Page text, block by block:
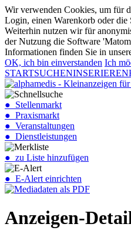
Wir verwenden Cookies, um für
Login, einen Warenkorb oder die
Weiterhin nutzen wir für
der Nutzung die Software
Informationen finden Sie in
OK, ich bin einverstanden Ich
STARTSUCHENINSERIEREN
● Stellenmarkt
● Praxismarkt
● Veranstaltungen
● Dienstleistungen
● zu Liste hinzufügen
● E-Alert einrichten
Anzeigen-